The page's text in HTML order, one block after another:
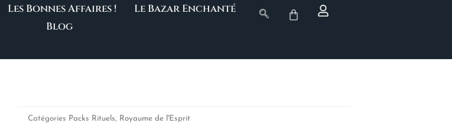
Les Bonnes Affaires !
Le Bazar Enchanté
Blog
Catégories Packs Rituels, Royaume de l'Esprit